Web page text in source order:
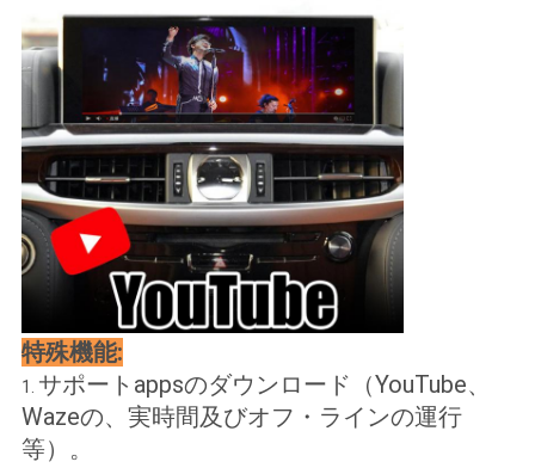
地
PRIVACY
POLICY
特殊機能:
1. サポートappsのダウンロード （YouTube、
Wazeの、実時間及びオフ・ラインの運行
等）。